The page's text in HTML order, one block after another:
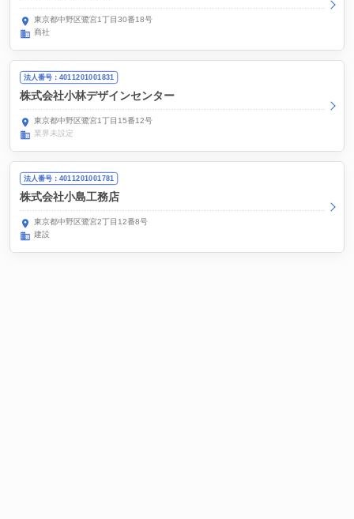
東京都中野区鷺宮1丁目30番18号
商社
法人番号：4011201001831
株式会社小林デザインセンター
東京都中野区鷺宮1丁目15番12号
業界未設定
法人番号：4011201001781
株式会社小島工務店
東京都中野区鷺宮2丁目12番8号
建設